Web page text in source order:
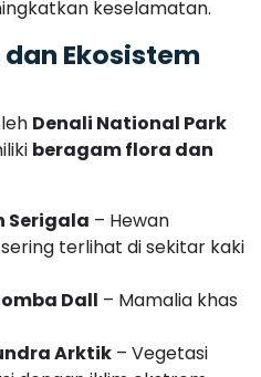
Serigala – Hewan
terlihat di sekitar kaki
Dall
Arktik– Vegetasi
dengan iklim ekstrem.
Denali menjadi tempat
Utara yang
dan Upaya
Denali